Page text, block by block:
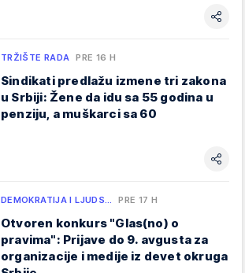
TRŽIŠTE RADA PRE 16 H
Sindikati predlažu izmene tri zakona
u Srbiji: Žene da idu sa 55 godina u
penziju, a muškarci sa 60
DEMOKRATIJA I LJUDS… PRE 17 H
Otvoren konkurs "Glas(no) o
pravima": Prijave do 9. avgusta za
organizacije i medije iz devet okruga